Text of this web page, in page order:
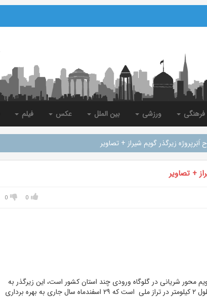
ورزشی بین الملل عکس فیلم
0
0
محور شریانی در گلوگاه ورودی چند استان کشور است، این زیرگذر به
صورت روگذر و زیرگذر نیمه مسقف پروژه‌ای مهم به طول ۲ کیلومتر در تراز ملی است که ۲۹ اسفندماه سال جاری به بهره برداری